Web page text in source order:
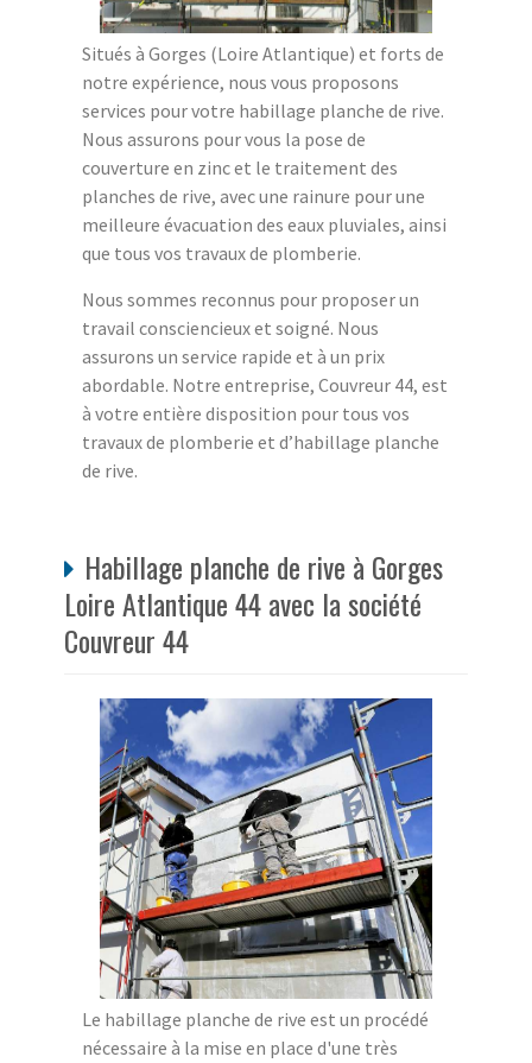
Situés à Gorges (Loire Atlantique) et forts de
notre expérience, nous vous proposons
services pour votre habillage planche de rive.
Nous assurons pour vous la pose de
couverture en zinc et le traitement des
planches de rive, avec une rainure pour une
meilleure évacuation des eaux pluviales, ainsi
que tous vos travaux de plomberie.
Nous sommes reconnus pour proposer un
travail consciencieux et soigné. Nous
assurons un service rapide et à un prix
abordable. Notre entreprise, Couvreur 44, est
à votre entière disposition pour tous vos
travaux de plomberie et d’habillage planche
de rive.
Habillage planche de rive à Gorges
Loire Atlantique 44 avec la société
Couvreur 44
Le habillage planche de rive est un procédé
nécessaire à la mise en place d'une très